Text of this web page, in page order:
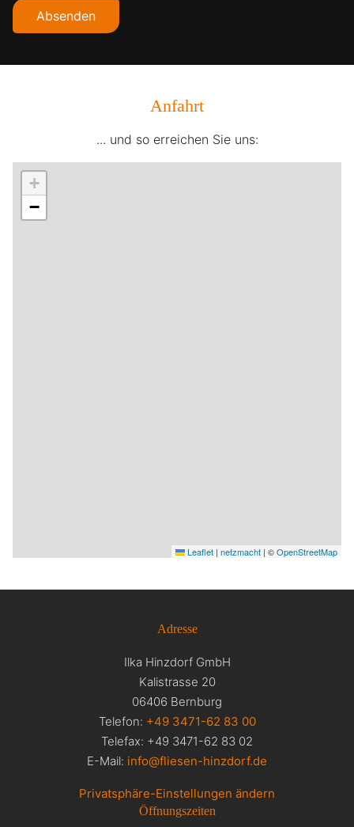
Absenden
Anfahrt
... und so erreichen Sie uns:
+
−
Leaflet | netzmacht | ©OpenStreetMap
Adresse
Ilka Hinzdorf GmbH
Kalistrasse 20
06406 Bernburg
Telefon: +49 3471-62 83 00
Telefax: +49 3471-62 83 02
E-Mail: info@fliesen-hinzdorf.de
Privatsphäre-Einstellungen ändern
Öffnungszeiten